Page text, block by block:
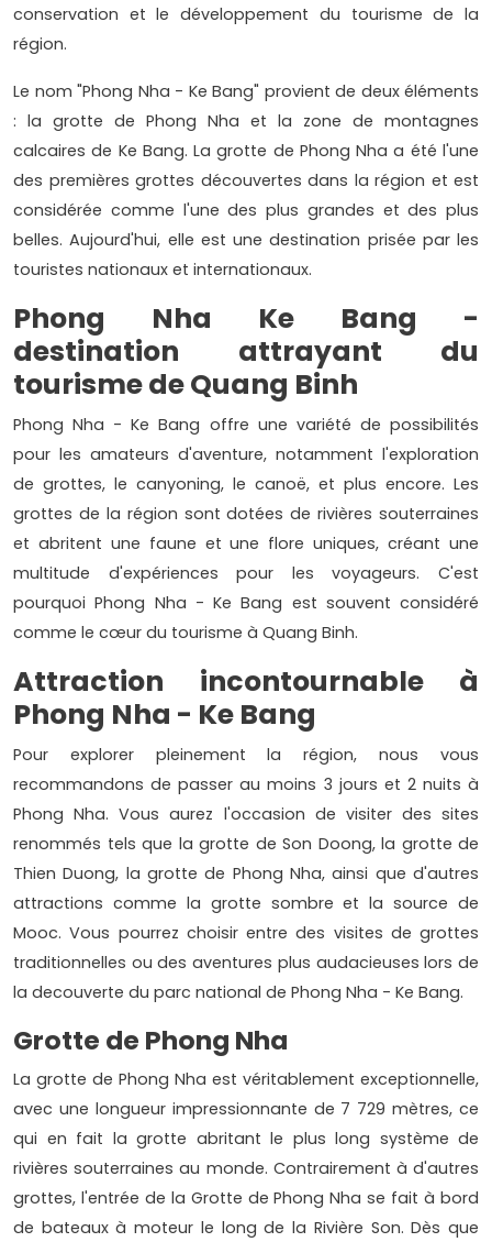
conservation et le développement du tourisme de la
région.
Le nom "Phong Nha - Ke Bang" provient de deux éléments
: la grotte de Phong Nha et la zone de montagnes
calcaires de Ke Bang. La grotte de Phong Nha a été l'une
des premières grottes découvertes dans la région et est
considérée comme l'une des plus grandes et des plus
belles. Aujourd'hui, elle est une destination prisée par les
touristes nationaux et internationaux.
Phong Nha Ke Bang -
destination attrayant du
tourisme de Quang Binh
Phong Nha - Ke Bang offre une variété de possibilités
pour les amateurs d'aventure, notamment l'exploration
de grottes, le canyoning, le canoë, et plus encore. Les
grottes de la région sont dotées de rivières souterraines
et abritent une faune et une flore uniques, créant une
multitude d'expériences pour les voyageurs. C'est
pourquoi Phong Nha - Ke Bang est souvent considéré
comme le cœur du tourisme à Quang Binh.
Attraction incontournable à
Phong Nha - Ke Bang
Pour explorer pleinement la région, nous vous
recommandons de passer au moins 3 jours et 2 nuits à
Phong Nha. Vous aurez l'occasion de visiter des sites
renommés tels que la grotte de Son Doong, la grotte de
Thien Duong, la grotte de Phong Nha, ainsi que d'autres
attractions comme la grotte sombre et la source de
Mooc. Vous pourrez choisir entre des visites de grottes
traditionnelles ou des aventures plus audacieuses lors de
la decouverte du parc national de Phong Nha - Ke Bang.
Grotte de Phong Nha
La grotte de Phong Nha est véritablement exceptionnelle,
avec une longueur impressionnante de 7 729 mètres, ce
qui en fait la grotte abritant le plus long système de
rivières souterraines au monde. Contrairement à d'autres
grottes, l'entrée de la Grotte de Phong Nha se fait à bord
de bateaux à moteur le long de la Rivière Son. Dès que